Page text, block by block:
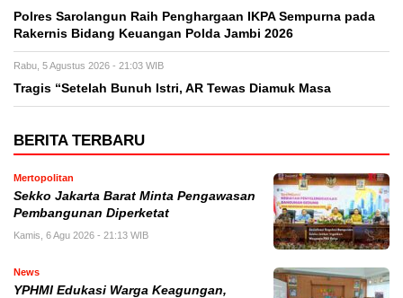
Polres Sarolangun Raih Penghargaan IKPA Sempurna pada
Rakernis Bidang Keuangan Polda Jambi 2026
Rabu, 5 Agustus 2026 - 21:03 WIB
Tragis “Setelah Bunuh Istri, AR Tewas Diamuk Masa
BERITA TERBARU
Mertopolitan
Sekko Jakarta Barat Minta Pengawasan
Pembangunan Diperketat
Kamis, 6 Agu 2026 - 21:13 WIB
News
YPHMI Edukasi Warga Keagungan,